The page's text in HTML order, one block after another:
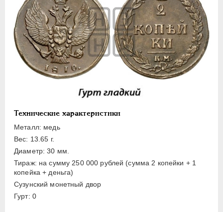
Технические характеристики
Металл: медь
Вес: 13.65 г.
Диаметр: 30 мм.
Тираж: на сумму 250 000 рублей (сумма 2 копейки + 1
копейка + деньга)
Сузунский монетный двор
Гурт: 0
ПАВЕЛ I 1796-1801
АЛЕКСАНДР I 1801-1825
Золото
Серебро
Медь
1 копейка
Деньга
Полушка
Пробные и новодельные
Для Грузии
Для Польши